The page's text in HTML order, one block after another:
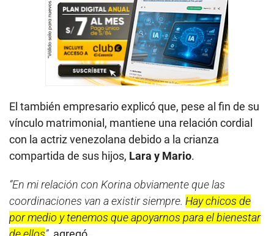
El también empresario explicó que, pese al fin de su
vínculo matrimonial, mantiene una relación cordial
con la actriz venezolana debido a la crianza
compartida de sus hijos, Lara y Mario.
“En mi relación con Korina obviamente que las
coordinaciones van a existir siempre. Hay chicos de
por medio y tenemos que apoyarnos para el bienestar